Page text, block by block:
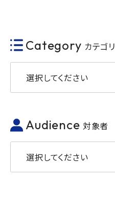
Category カテゴリ
選択してください
Audience 対象者
選択してください